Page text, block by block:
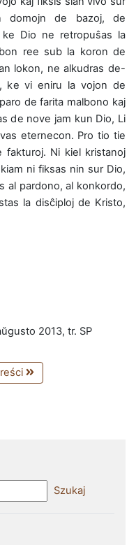
domojn de bazoj, de
Dio ne retropuŝas la
ree sub la koron de
lokon, ne alkudras de-
ke vi eniru la vojon de
de farita malbono kaj
de nove jam kun Dio, Li
eternecon. Pro tio tie
fakturoj. Ni kiel kristanoj
ni fiksas nin sur Dio,
al pardono, al konkordo,
la disĉiploj de Kristo,
2013, tr. SP